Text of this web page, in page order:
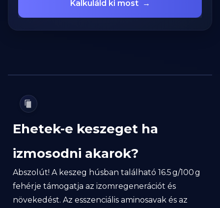
Kalkuláld ki most →
Ehetek-e keszeget ha
izmosodni akarok?
Abszolút! A keszeg húsban található 16.5 g/100 g
fehérje támogatja az izomregenerációt és
növekedést. Az esszenciális aminosavak és az